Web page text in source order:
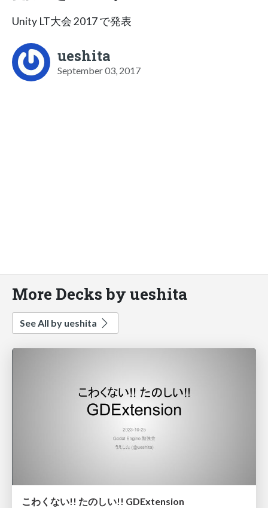
Unity LT大会 2017 で発表
ueshita
September 03, 2017
More Decks by ueshita
See All by ueshita
こわくない!! たのしい!! GDExtension